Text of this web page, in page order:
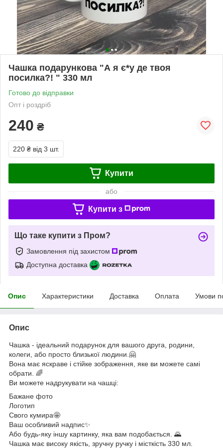
Чашка подарункова "А я є*у де твоя
посилка?! " 330 мл
Готово до відправки
Опт і роздріб
240 ₴
220 ₴ від 3 шт.
Купити
або
Купити з
Що таке купити з Пром?
Замовлення під захистом
Доступна доставка
Опис Характеристики Доставка Оплата Умови
Опис
Чашка - ідеальний подарунок для вашого друга, родини,
колеги, або просто близької людини.🤗
Вона має яскраве і стійке зображення, яке ви можете самі
обрати. 🌈
Ви можете надрукувати на чашці:
Бажане фото
Логотип
Свого кумира🤩
Ваш особливий надпис✨
Або будь-яку іншу картинку, яка вам подобається. 🌄
Чашка має високу якість, зручну ручку і місткість 330 мл.